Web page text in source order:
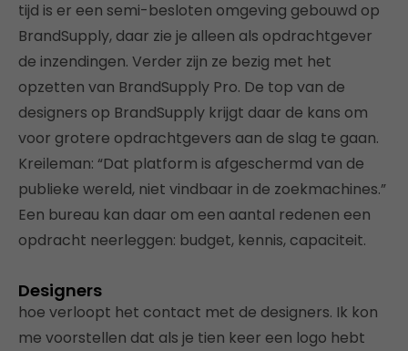
tijd is er een semi-besloten omgeving gebouwd op
BrandSupply, daar zie je alleen als opdrachtgever
de inzendingen. Verder zijn ze bezig met het
opzetten van BrandSupply Pro. De top van de
designers op BrandSupply krijgt daar de kans om
voor grotere opdrachtgevers aan de slag te gaan.
Kreileman: “Dat platform is afgeschermd van de
publieke wereld, niet vindbaar in de zoekmachines.”
Een bureau kan daar om een aantal redenen een
opdracht neerleggen: budget, kennis, capaciteit.
Designers
hoe verloopt het contact met de designers. Ik kon
me voorstellen dat als je tien keer een logo hebt